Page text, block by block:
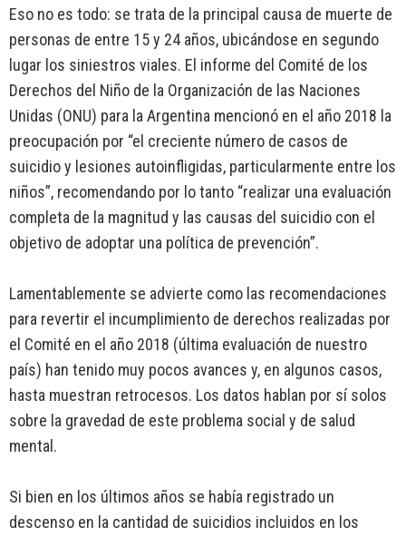
Eso no es todo: se trata de la principal causa de muerte de
personas de entre 15 y 24 años, ubicándose en segundo
lugar los siniestros viales. El informe del Comité de los
Derechos del Niño de la Organización de las Naciones
Unidas (ONU) para la Argentina mencionó en el año 2018 la
preocupación por “el creciente número de casos de
suicidio y lesiones autoinfligidas, particularmente entre los
niños”, recomendando por lo tanto “realizar una evaluación
completa de la magnitud y las causas del suicidio con el
objetivo de adoptar una política de prevención”.
Lamentablemente se advierte como las recomendaciones
para revertir el incumplimiento de derechos realizadas por
el Comité en el año 2018 (última evaluación de nuestro
país) han tenido muy pocos avances y, en algunos casos,
hasta muestran retrocesos. Los datos hablan por sí solos
sobre la gravedad de este problema social y de salud
mental.
Si bien en los últimos años se había registrado un
descenso en la cantidad de suicidios incluidos en los